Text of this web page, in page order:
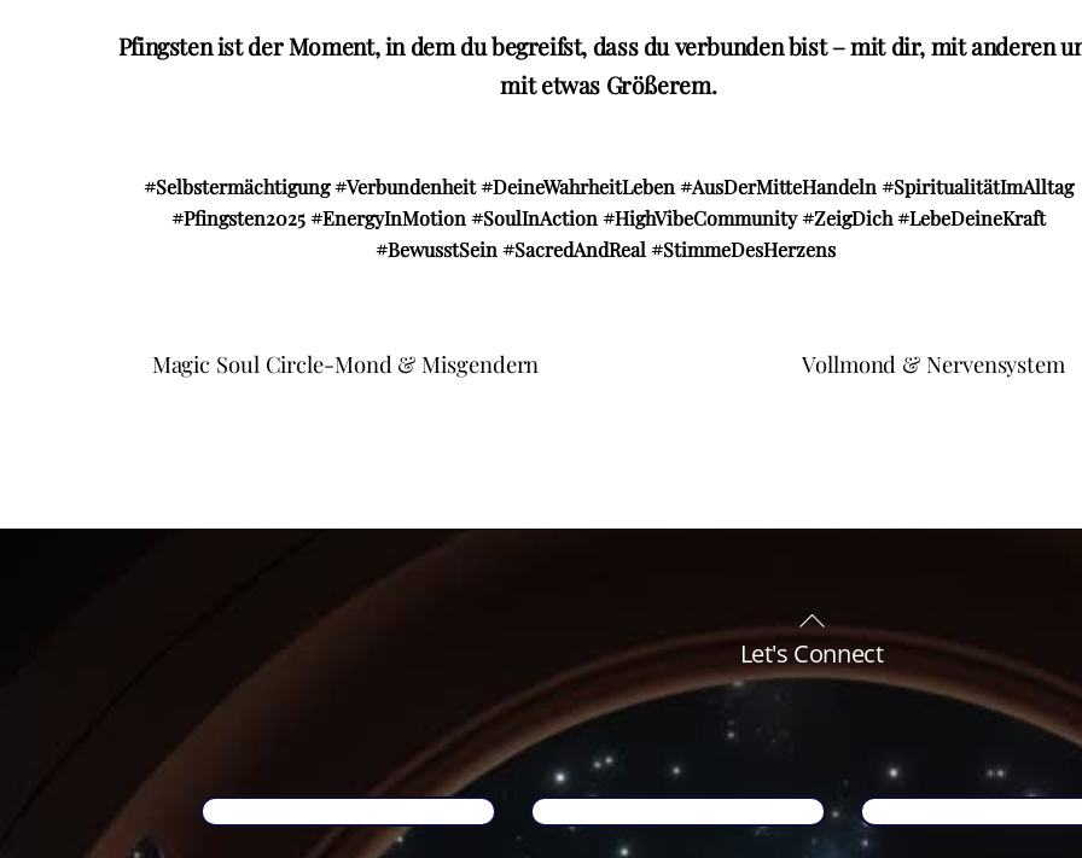
Pfingsten ist der Moment, in dem du begreifst, dass du verbunden bist – mit dir, mit anderen
mit etwas Größerem.
#Selbstermächtigung #Verbundenheit#DeineWahrheitLeben #AusDerMitteHandeln #SpiritualitätImAlltag
#Pfingsten2025 #EnergyInMotion #SoulInAction #HighVibeCommunity #ZeigDich #LebeDeineKraft
#BewusstSein #SacredAndReal #StimmeDesHerzens
Magic Soul Circle-Mond & Misgendern Vollmond & Nervensystem
Back
To
Top
Let's Connect